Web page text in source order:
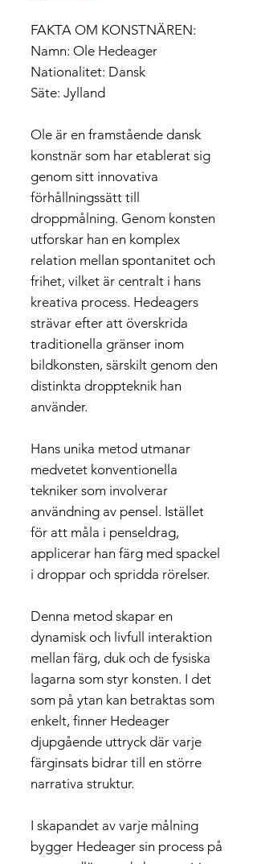
FAKTA OM KONSTNÄREN:
Namn: Ole Hedeager
Nationalitet: Dansk
Säte: Jylland
Ole är en framstående dansk
konstnär som har etablerat sig
genom sitt innovativa
förhållningssätt till
droppmålning. Genom konsten
utforskar han en komplex
relation mellan spontanitet och
frihet, vilket är centralt i hans
kreativa process. Hedeagers
strävar efter att överskrida
traditionella gränser inom
bildkonsten, särskilt genom den
distinkta droppteknik han
använder.
Hans unika metod utmanar
medvetet konventionella
tekniker som involverar
användning av pensel. Istället
för att måla i penseldrag,
applicerar han färg med spackel
i droppar och spridda rörelser.
Denna metod skapar en
dynamisk och livfull interaktion
mellan färg, duk och de fysiska
lagarna som styr konsten. I det
som på ytan kan betraktas som
enkelt, finner Hedeager
djupgående uttryck där varje
färginsats bidrar till en större
narrativa struktur.
I skapandet av varje målning
bygger Hedeager sin process på